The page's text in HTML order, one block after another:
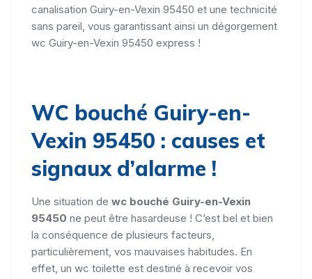
canalisation Guiry-en-Vexin 95450 et une technicité
sans pareil, vous garantissant ainsi un dégorgement
wc Guiry-en-Vexin 95450 express !
WC bouché Guiry-en-
Vexin 95450 : causes et
signaux d’alarme !
Une situation de wc bouché Guiry-en-Vexin
95450 ne peut être hasardeuse ! C’est bel et bien
la conséquence de plusieurs facteurs,
particulièrement, vos mauvaises habitudes. En
effet, un wc toilette est destiné à recevoir vos